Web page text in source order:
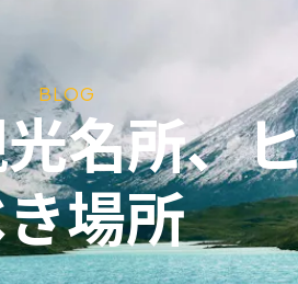
BLOG
名所、
場所